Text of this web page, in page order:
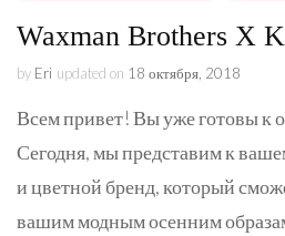
Waxman Brothers X
by Eri updated on 18 октября, 2018
Всем привет! Вы уже готовы к
Сегодня, мы представим к
и цветной бренд, который
вашим модным осенним